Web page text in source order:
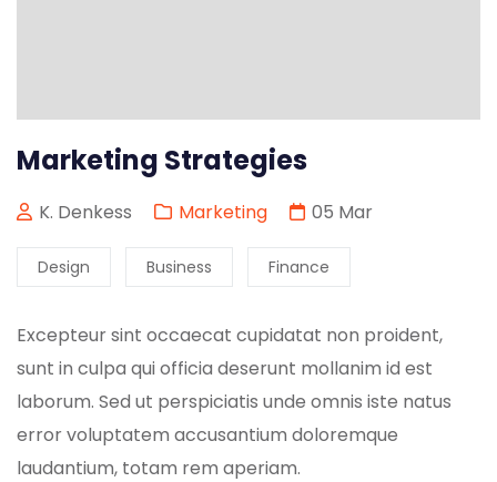
Marketing Strategies
K. Denkess Marketing 05 Mar
Design Business Finance
Excepteur sint occaecat cupidatat non proident,
sunt in culpa qui officia deserunt mollanim id est
laborum. Sed ut perspiciatis unde omnis iste natus
error voluptatem accusantium doloremque
laudantium, totam rem aperiam.